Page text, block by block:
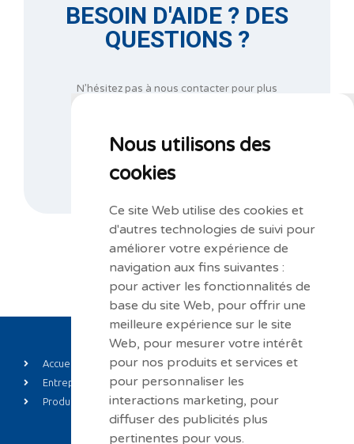
Nous utilisons des
cookies
Ce site Web utilise des cookies et
d'autres technologies de suivi pour
améliorer votre expérience de
navigation aux fins suivantes :
pour activer les fonctionnalités de
base du site Web, pour offrir une
meilleure expérience sur le site
Web, pour mesurer votre intérêt
pour nos produits et services et
pour personnaliser les
interactions marketing, pour
diffuser des publicités plus
pertinentes pour vous.
BESOIN D'AIDE ? DES
QUESTIONS ?
N’hésitez pas à nous contacter pour plus
NOUS CONTACTER
Accueil
Entreprise
Produits
Private label
Actualités
Contact